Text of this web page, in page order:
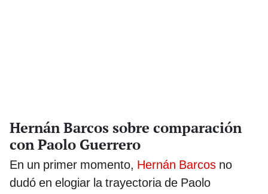
Hernán Barcos sobre comparación
con Paolo Guerrero
En un primer momento, Hernán Barcos no
dudó en elogiar la trayectoria de Paolo